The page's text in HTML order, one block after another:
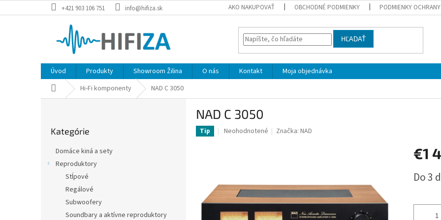
na
+421 903 106 751 info@hifiza.sk AKO NAKUPOVAŤ OBCHODNÉ PODMIENKY PODMIENKY OCHRANY
HĽADAŤ
Úvod Produkty Showroom Žilina O nás Kontakt
Moja objednávka
DomovHi-Fi komponenty NAD C 3050
kategórie
Kategórie
Domáce kiná a sety
Reproduktory
Stĺpové
Regálové
Subwoofery
Soundbary a aktívne reproduktory
NAD C 3050
Tip
Priemerné
5
hviezdičiek.
Neohodnotené Značka:NAD
€1
cena:
Do 3